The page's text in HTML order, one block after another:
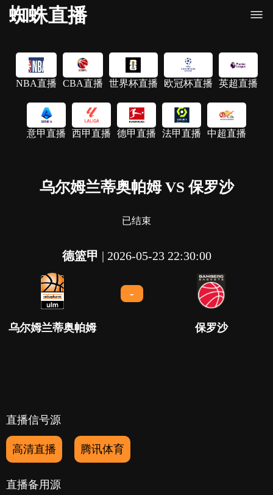
蜘蛛直播
NBA直播 CBA直播 世界杯直播 欧冠杯直播 英超直播
意甲直播 西甲直播 德甲直播 法甲直播 中超直播
乌尔姆兰蒂奥帕姆 VS 保罗沙
已结束
德篮甲 | 2026-05-23 22:30:00
乌尔姆兰蒂奥帕姆
-
保罗沙
直播信号源
高清直播 腾讯体育
直播备用源